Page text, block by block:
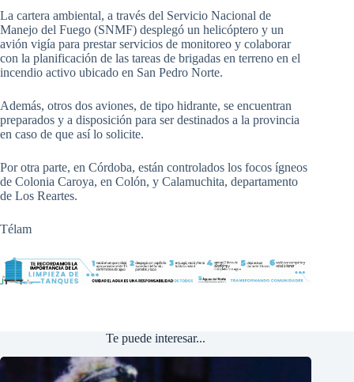
La cartera ambiental, a través del Servicio Nacional de
Manejo del Fuego (SNMF) desplegó un helicóptero y un
avión vigía para prestar servicios de monitoreo y colaborar
con la planificación de las tareas de brigadas en terreno en el
incendio activo ubicado en San Pedro Norte.
Además, otros dos aviones, de tipo hidrante, se encuentran
preparados y a disposición para ser destinados a la provincia
en caso de que así lo solicite.
Por otra parte, en Córdoba, están controlados los focos ígneos
de Colonia Caroya, en Colón, y Calamuchita, departamento
de Los Reartes.
Télam
Te puede interesar...